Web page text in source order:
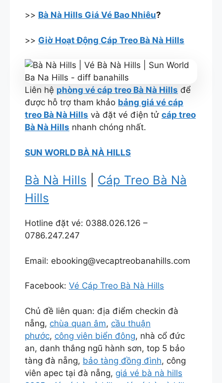
>> Bà Nà Hills Giá Vé Bao Nhiêu?
>> Giờ Hoạt Động Cáp Treo Bà Nà Hills
Liên hệ phòng vé cáp treo Bà Nà Hills để
được hỗ trợ tham khảo bảng giá vé cáp
treo Bà Nà Hills và đặt vé điện tử cáp treo
Bà Nà Hills nhanh chóng nhất.
SUN WORLD BÀ NÀ HILLS
Bà Nà Hills
Cáp Treo Bà Nà
Hills
Hotline đặt vé: 0388.026.126 –
0786.247.247
Email: ebooking@vecaptreobanahills.com
Facebook: Vé Cáp Treo Bà Nà Hills
Chủ đề liên quan: địa điểm checkin đà
nẵng, chùa quan âm, cầu thuận
phước, công viên biển đông, nhà cổ đức
an, danh thắng ngũ hành sơn, top 5 bảo
tàng đà nẵng, bảo tàng đồng đình, công
viên apec tại đà nẵng, giá vé bà nà hills